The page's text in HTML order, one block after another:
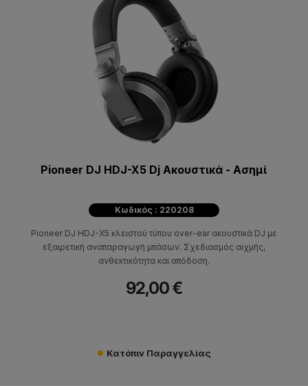
Pioneer DJ HDJ-X5 Dj Ακουστικά - Ασημί
Κωδικός : 220208
Pioneer DJ HDJ-X5 κλειστού τύπου over-ear ακουστικά DJ με
εξαιρετική αναπαραγωγή μπάσων. Σχεδιασμός αιχμής,
ανθεκτικότητα και απόδοση.
92,00 €
Κατόπιν Παραγγελίας